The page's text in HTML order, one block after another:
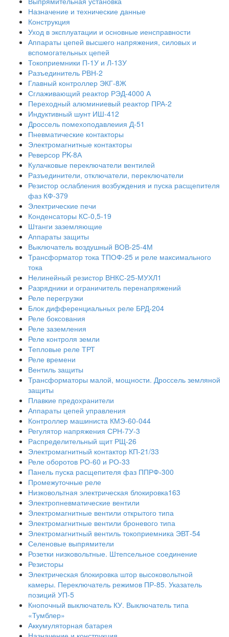
Назначение и технические данные
Конструкция
Уход в эксплуатации и основные иенсправности
Аппараты цепей высшего напряжения, силовых и
вспомогательных цепей
Токоприемники П-1У и Л-13У
Разъединитель РВН-2
Главный контроллер ЭКГ-8Ж
Сглаживающий реактор РЭД-4000 А
Переходный алюминиевый реактор ПРА-2
Индуктивный шунт ИШ-412
Дроссель помехоподавлеиия Д-51
Пневматические контакторы
Электромагнитные контакторы
Реверсор PK-8А
Кулачковые переключатели вентилей
Разъединители, отключатели, переключатели
Резистор ослабления возбуждения и пуска расщепителя
фаз КФ-379
Электрические печи
Конденсаторы КС-0,5-19
Штанги заземляющие
Аппараты защиты
Выключатель воздушный ВОВ-25-4М
Трансформатор тока ТПОФ-25 и реле максимального
тока
Нелинейный резистор ВНКС-25-МУХЛ1
Разрядники и ограничитель перенапряжений
Реле перегрузки
Блок дифференциальных реле БРД-204
Реле боксования
Реле заземления
Реле контроля земли
Тепловые реле ТРТ
Реле времени
Вентиль защиты
Трансформаторы малой, мощности. Дроссель земляной
защиты
Плавкие предохранители
Аппараты цепей управления
Контроллер машиниста КМЭ-60-044
Регулятор напряжения СРН-7У-3
Распределительный щит РЩ-26
Электромагнитный контактор КП-21/33
Реле оборотов РО-60 и РО-33
Панель пуска расщепителя фаз ППРФ-300
Промежуточные реле
Низковольтная электрическая блокировка163
Электропневматические вентили
Электромагнитные вентили открытого типа
Электромагнитные вентили броневого типа
Электромагнитный вентиль токоприемника ЭВТ-54
Селеновые выпрямители
Розетки низковольтные. Штепсельное соединение
Резисторы
Электрическая блокировка штор высоковольтной
камеры. Переключатель режимов ПР-85. Указатель
позиций УП-5
Кнопочный выключатель КУ. Выключатель типа
«Тумблер»
Аккумуляторная батарея